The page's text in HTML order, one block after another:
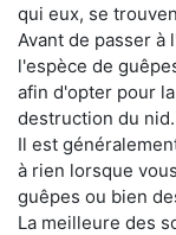
qui eux, se
Avant de passer à
l'espèce de
afin d'opter pour
destruction du nid.
Il est
à rien lorsque
guêpes ou bien
La meilleure des